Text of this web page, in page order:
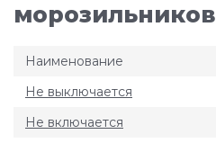
морозильников
Наименование
Не выключается
Не включается